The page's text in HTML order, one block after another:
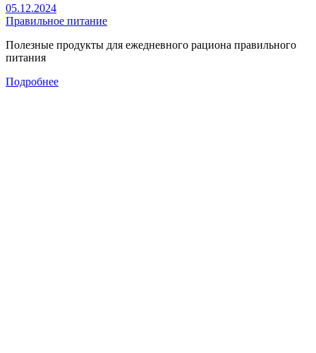
05.12.2024
Правильное питание
Полезные продукты для ежедневного рациона правильного
питания
Подробнее